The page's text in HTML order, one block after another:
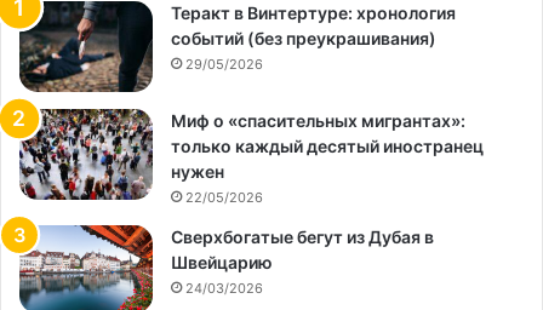
Теракт в Винтертуре: хронология
событий (без преукрашивания)
29/05/2026
Миф о «спасительных мигрантах»:
только каждый десятый иностранец
нужен
22/05/2026
Сверхбогатые бегут из Дубая в
Швейцарию
24/03/2026